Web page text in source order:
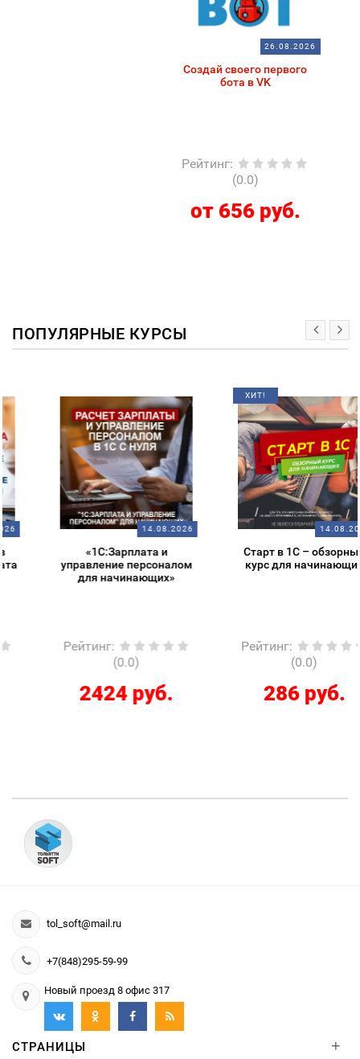
26.08.2026
Создай своего первого
бота в VK
Рейтинг:
(0.0)
от 656 руб.
ПОПУЛЯРНЫЕ КУРСЫ
14.08.2026
«1С:Зарплата и
управление персоналом
для начинающих»
Рейтинг:
2424 руб.
14.08.2026
Старт в 1С – обзорный
курс для начинающих
Рейтинг:
286 руб.
tol_soft@mail.ru
+7(848)295-59-99
Новый проезд 8 офис 317
СТРАНИЦЫ +